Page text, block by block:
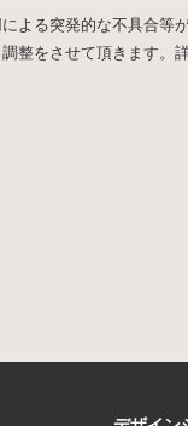
よる突発的な不具合等
整をさせて頂きます。